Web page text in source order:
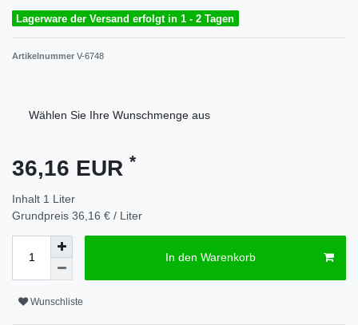
Lagerware der Versand erfolgt in 1 - 2 Tagen
Artikelnummer V-6748
Wählen Sie Ihre Wunschmenge aus
36,16 EUR *
Inhalt 1 Liter
Grundpreis 36,16 € / Liter
In den Warenkorb
Wunschliste